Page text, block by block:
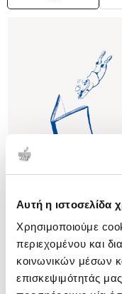
Αυτή η ιστοσελίδα
Χρησιμοποιούμε
περιεχομένου και
κοινωνικών μέσων
επισκεψιμότητάς
(0)
(P/B) THEORIZING
NATIONALISM
DAY GRAHAM
Κωδ. Πολιτείας:3233-0048